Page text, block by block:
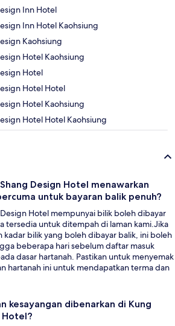
Inn Hotel
Inn Hotel Kaohsiung
Kaohsiung
Hotel Kaohsiung
Hotel
Hotel Hotel
Hotel Kaohsiung
Hotel Hotel Kaohsiung
Design Hotel menawarkan
untuk bayaran balik penuh?
Hotel mempunyai bilik boleh dibayar
tersedia untuk ditempah di laman kami.Jika
kadar bilik yang boleh dibayar balik, ini boleh
beberapa hari sebelum daftar masuk
dasar hartanah. Pastikan untuk menyemak
hartanah ini untuk mendapatkan terma dan
kesayangan dibenarkan di Kung
Hotel?